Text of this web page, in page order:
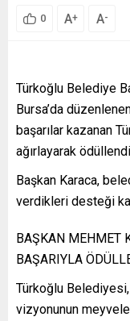
0 A+ A-
Türkoğlu Belediye
Bursa’da
başarılar kazanan
ağırlayarak
Başkan Karaca,
verdikleri desteği
BAŞKAN MEHMET
BAŞARIYLA
Türkoğlu
vizyonunun